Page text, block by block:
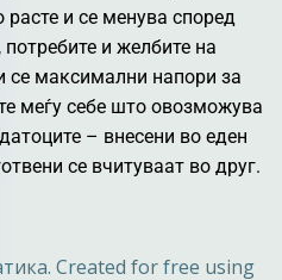
расте и се менува според
и желбите на
се максимални напори за
меѓу себе што овозможува
– внесени во еден
се вчитуваат во друг.
Created for free using